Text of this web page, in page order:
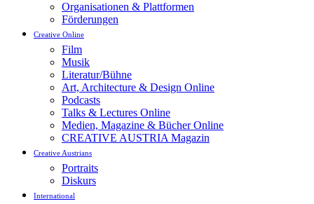
Organisationen & Plattformen
Förderungen
Creative Online
Film
Musik
Literatur/Bühne
Art, Architecture & Design Online
Podcasts
Talks & Lectures Online
Medien, Magazine & Bücher Online
CREATIVE AUSTRIA Magazin
Creative Austrians
Portraits
Diskurs
International